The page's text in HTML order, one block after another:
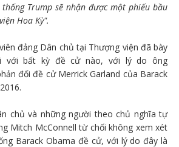
Trump sẽ nhận được một phiếu bầu
Hoa Kỳ".
đảng Dân chủ tại Thượng viện đã bày
với bất kỳ đề cử nào, với lý do ông
đối đề cử Merrick Garland của Barack
chủ và những người theo chủ nghĩa tự
Mitch McConnell từ chối không xem xét
Barack Obama đề cử, với lý do đây là